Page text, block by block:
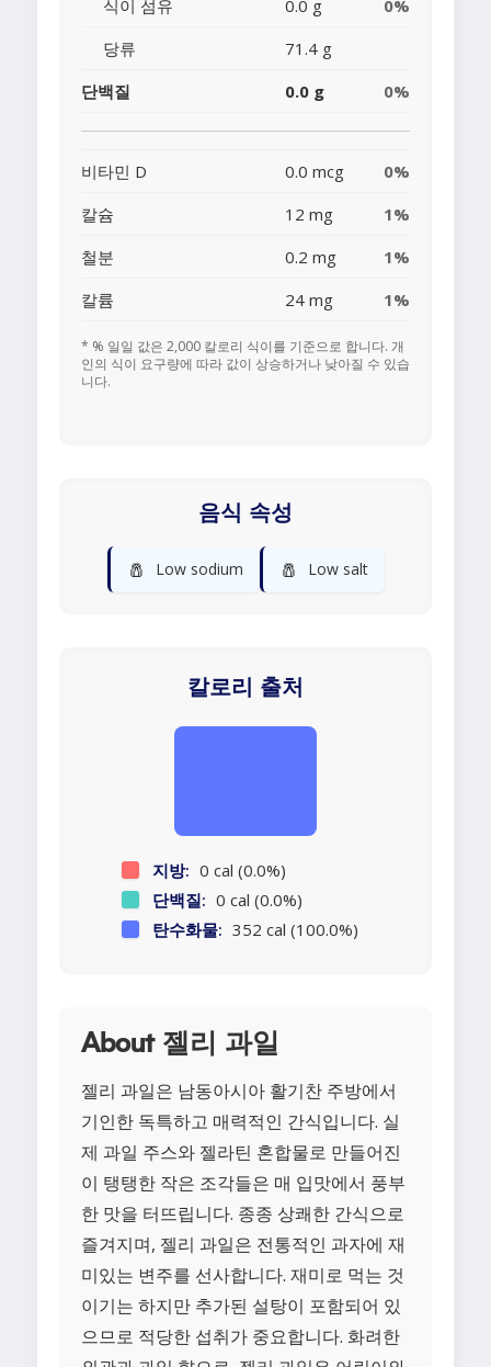
식이 섬유 0.0 g
0%
당류
71.4 g
단백질
0.0 g 0%
비타민 D 0.0 mcg
0%
칼슘
12 mg
1%
철분
0.2 mg
1%
칼륨
24 mg 1%
* % 일일 값은 2,000 칼로리 식이를 기준으로 합니다. 개
인의 식이 요구량에 따라 값이 상승하거나 낮아질 수 있습
니다.
음식 속성
🧂 Low sodium 🧂 Low salt
칼로리 출처
지방: 0 cal (0.0%)
단백질: 0 cal (0.0%)
탄수화물: 352 cal (100.0%)
About 젤리 과일
젤리 과일은 남동아시아 활기찬 주방에서
기인한 독특하고 매력적인 간식입니다. 실
제 과일 주스와 젤라틴 혼합물로 만들어진
이 탱탱한 작은 조각들은 매 입맛에서 풍부
한 맛을 터뜨립니다. 종종 상쾌한 간식으로
즐겨지며, 젤리 과일은 전통적인 과자에 재
미있는 변주를 선사합니다. 재미로 먹는 것
이기는 하지만 추가된 설탕이 포함되어 있
으므로 적당한 섭취가 중요합니다. 화려한